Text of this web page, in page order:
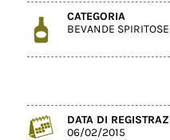
CATEGORIA
BEVANDE SPIRITOSE
DATA DI
06/02/2015